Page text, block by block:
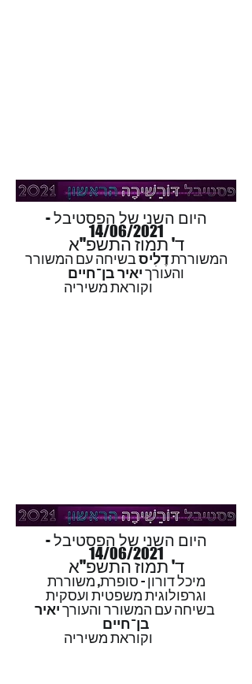
היום השני של הפסטיבל -
14/06/2021
ד' תמוז התשפ"א
המשוררתדֶלִיסבשיחה עם המשורר
והעורךיאיר בן־חיים
וקוראת משיריה
היום השני של הפסטיבל -
14/06/2021
ד' תמוז התשפ"א
מיכל דורון - סופרת, משוררת
וגרפולוגית משפטית ועסקית
בשיחה עם המשורר והעורךיאיר
בן־חיים
וקוראת משיריה